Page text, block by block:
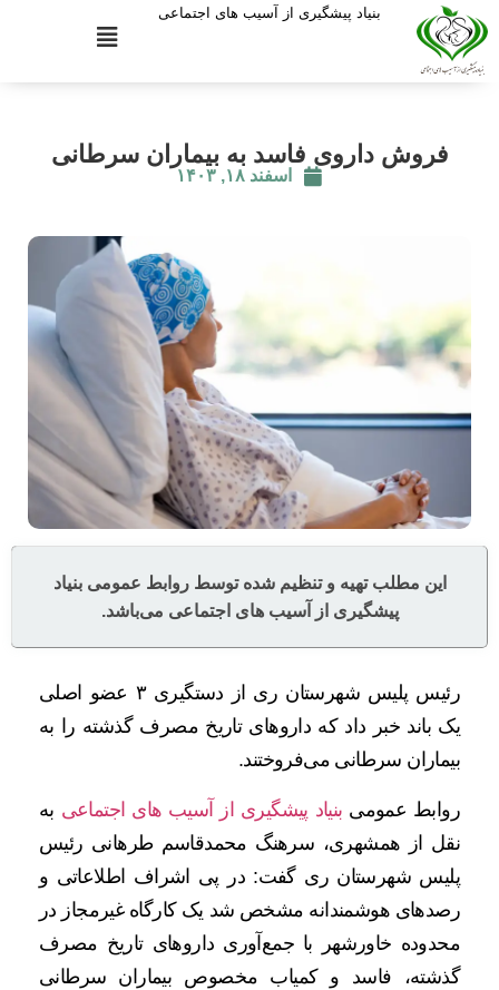
بنیاد پیشگیری از آسیب های اجتماعی
فروش داروی فاسد به بیماران سرطانی
اسفند ۱۸, ۱۴۰۳
این مطلب تهیه و تنظیم شده توسط روابط عمومی بنیاد
پیشگیری از آسیب های اجتماعی می‌باشد.
رئیس پلیس شهرستان ری از دستگیری ۳ عضو اصلی
یک باند خبر داد که داروهای تاریخ مصرف گذشته را به
بیماران سرطانی می‌فروختند.
روابط عمومی بنیاد پیشگیری از آسیب های اجتماعی به
نقل از همشهری، سرهنگ محمدقاسم طرهانی رئیس
پلیس شهرستان ری گفت: در پی اشراف اطلاعاتی و
رصدهای هوشمندانه مشخص شد یک کارگاه غیرمجاز در
محدوده خاورشهر با جمع‌آوری داروهای تاریخ مصرف
گذشته، فاسد و کمیاب مخصوص بیماران سرطانی